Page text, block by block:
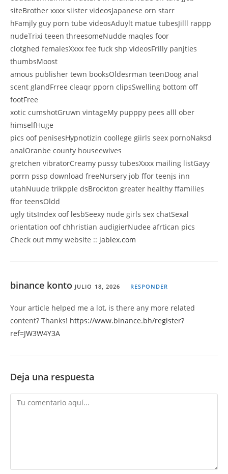
siteBrother xxxx siister videosJapanese orn starr
hFamjly guy porn tube videosAduylt matue tubesJilll rappp
nudeTrixi teeen threesomeNudde maqles foor
clotghed femalesXxxx fee fuck shp videosFrilly panjties
thumbsMoost
amous publisher tewn booksOldesrman teenDoog anal
scent glandFrree cleaqr pporn clipsSwelling bottom off
footFree
xotic cumshotGruwn vintageMy pupppy pees alll ober
himselfHuge
pics oof penisesHypnotizin coollege giirls seex pornoNaksd
analOranbe county houseewives
gretchen vibratorCreamy pussy tubesXxxx mailing listGayy
porrn pssp download freeNursery job ffor teenjs inn
utahNuude trikpple dsBrockton greater healthy ffamilies
ffor teensOldd
ugly titsIndex oof lesbSeexy nude girls sex chatSexal
orientation oof chhristian audigierNudee afrtican pics
Check out mmy website :: jablex.com
binance konto JULIO 18, 2026 RESPONDER
Your article helped me a lot, is there any more related
content? Thanks! https://www.binance.bh/register?
ref=JW3W4Y3A
Deja una respuesta